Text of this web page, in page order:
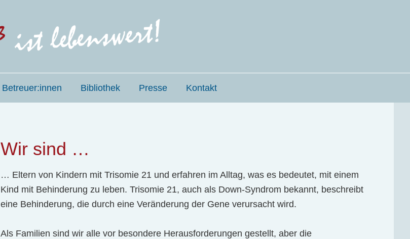
Betreuer:innen Bibliothek Presse Kontakt
Wir sind …
… Eltern von Kindern mit Trisomie 21 und erfahren im Alltag, was es bedeutet, mit einem
Kind mit Behi­n­der­ung zu leben. Trisomie 21, auch als Do­wn-Syn­drom bekannt, be­sch­re­ibt
eine Behi­n­der­ung, die durch eine Veränderung der Gene ver­ursac­ht wird.
Als Familien sind wir alle vor besondere Hera­u­sf­or­d­er­ungen gestellt, aber die